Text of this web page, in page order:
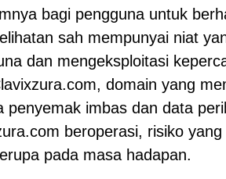
bagi pengguna untuk
sah mempunyai niat
dan mengeksploitasi
domain yang
penyemak imbas dan data
beroperasi, risiko
pada masa hadapan.